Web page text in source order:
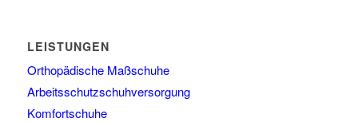
LEISTUNGEN
Orthopädische Maßschuhe
Arbeitsschutzschuhversorgung
Komfortschuhe